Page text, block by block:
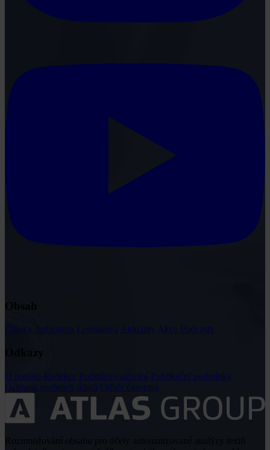
Články Judikatura Legislativa Aktuality Akce Podcasty
Odkazy
O portálu Redakce Podmínky užívání Publikační podmínky
Ochrana osobních údajů Odběr časopisu